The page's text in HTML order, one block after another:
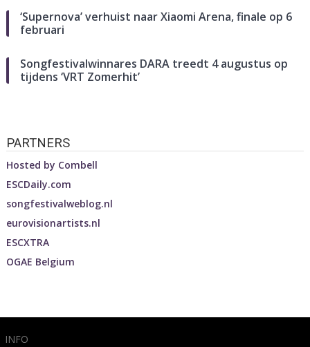
‘Supernova’ verhuist naar Xiaomi Arena, finale op 6
februari
Songfestivalwinnares DARA treedt 4 augustus op
tijdens ‘VRT Zomerhit’
PARTNERS
Hosted by Combell
ESCDaily.com
songfestivalweblog.nl
eurovisionartists.nl
ESCXTRA
OGAE Belgium
INFO